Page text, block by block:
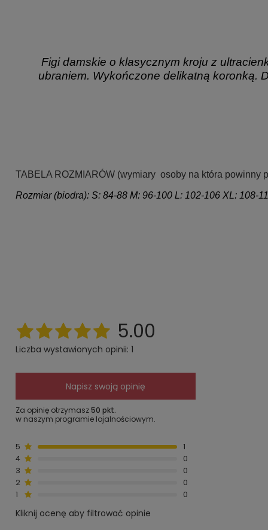
Figi damskie o klasycznym kroju z
ubraniem. Wykończone delikatną koronką.
TABELA ROZMIARÓW (wymiary osoby na która powinny
Rozmiar (biodra): S: 84-88 M: 96-100 L: 102-106 XL: 108-
5.00
Liczba wystawionych opinii: 1
Napisz swoją opinię
Za opinię otrzymasz50 pkt.
w naszym programie lojalnościowym.
5
1
4
0
3
0
2
0
1
0
Kliknij ocenę aby filtrować opinie